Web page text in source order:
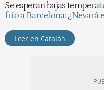
Se esperan bajas
frío a Barcelona: ¿Nevará
Leer en Catalán